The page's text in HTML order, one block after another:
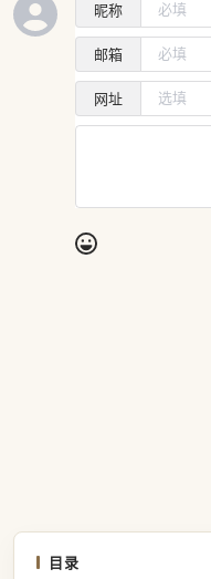
昵称
邮箱
网址
目录